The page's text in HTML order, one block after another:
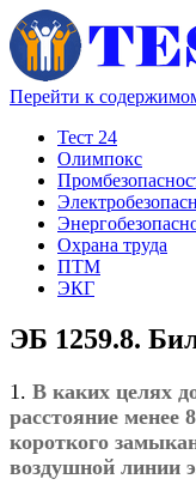
Перейти к
Тест 24
Олимпокс
Охрана труда
ПТМ
ЭКГ
ЭБ 1259.8.
1. В каких целях
расстояние менее
короткого
воздушной линии